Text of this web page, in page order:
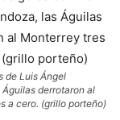
de Luis Ángel
derrotaron al
a cero. (grillo porteño)